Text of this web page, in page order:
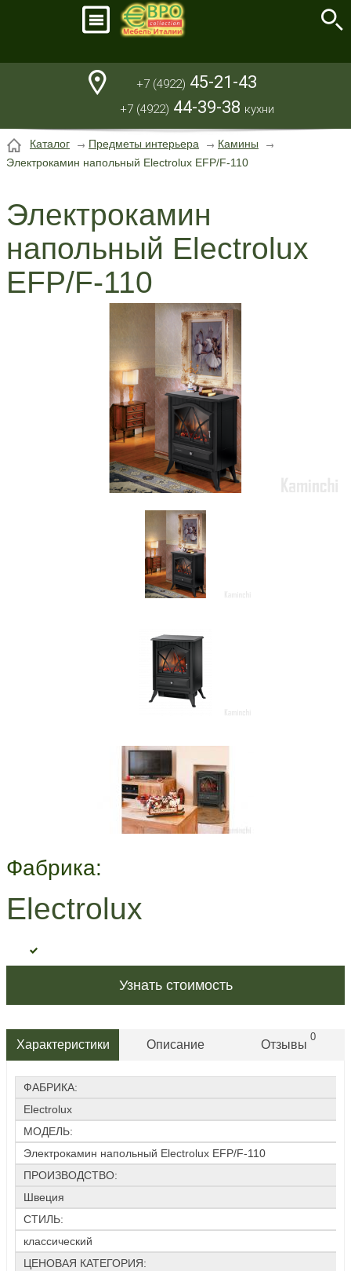
+7 (4922) 45-21-43
+7 (4922) 44-39-38 кухни
Каталог Предметы интерьера
Камины
Электрокамин напольный Electrolux EFP/F-110
Электрокамин
напольный Electrolux
EFP/F-110
Фабрика:
Electrolux
Узнать стоимость
Характеристики Описание Отзывы
0
ФАБРИКА:
Electrolux
МОДЕЛЬ:
Электрокамин напольный Electrolux EFP/F-110
ПРОИЗВОДСТВО:
Швеция
СТИЛЬ:
классический
ЦЕНОВАЯ КАТЕГОРИЯ: